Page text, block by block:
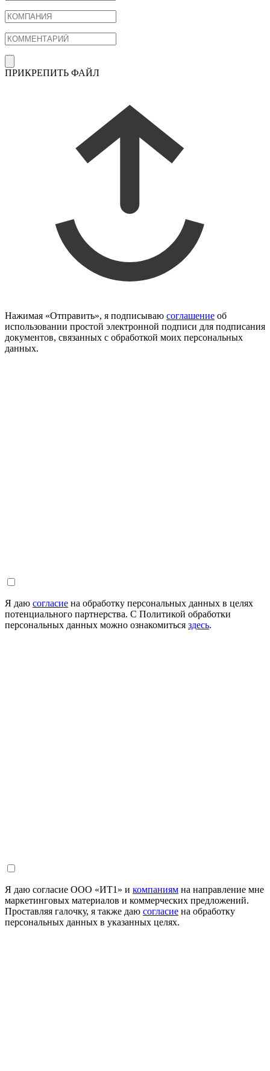
ПРИКРЕПИТЬ ФАЙЛ
Нажимая «Отправить», я подписываю соглашение об
использовании простой электронной подписи для подписания
документов, связанных с обработкой моих персональных
данных.
Я даю согласие на обработку персональных данных в целях
потенциального партнерства. С Политикой обработки
персональных данных можно ознакомиться здесь.
Я даю согласие ООО «ИТ1» и компаниям на направление мне
маркетинговых материалов и коммерческих предложений.
Проставляя галочку, я также даю согласие на обработку
персональных данных в указанных целях.